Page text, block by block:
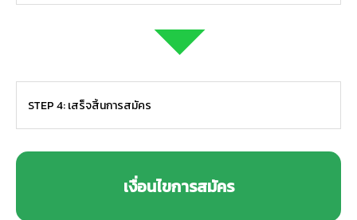
STEP 4: เสร็จสิ้นการสมัคร
เงื่อนไขการสมัคร